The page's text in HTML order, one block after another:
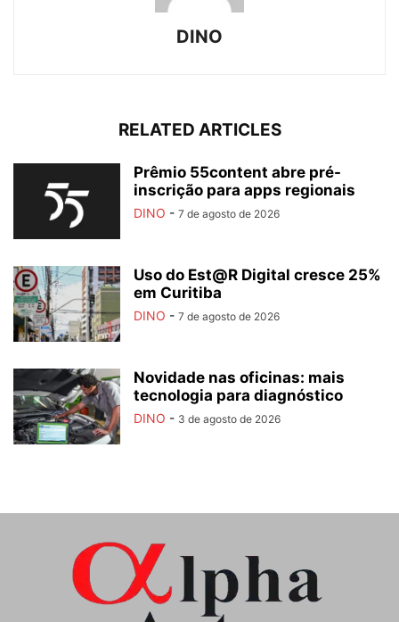
DINO
RELATED ARTICLES
Prêmio 55content abre pré-
inscrição para apps regionais
DINO - 7 de agosto de 2026
Uso do Est@R Digital cresce 25%
em Curitiba
DINO - 7 de agosto de 2026
Novidade nas oficinas: mais
tecnologia para diagnóstico
DINO - 3 de agosto de 2026